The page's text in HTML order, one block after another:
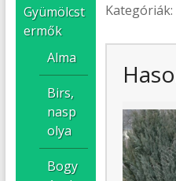
Kategóriák:
Gyümölcst
ermők
Alma
Birs,
nasp
olya
Bogy